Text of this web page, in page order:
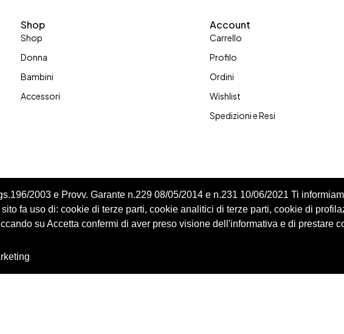
2003 e Provv. Garante n.229 08/05/2014 e n.231 10/06/2021 Ti
fa uso di: cookie di terze parti, cookie analitici di terze parti, cookie di
su Accetta confermi di aver preso visione dell'informativa e di prestare
Shop
Shop
Donna
Bambini
Accessori
Account
Carrello
Profilo
Ordini
Wishlist
Spedizioni e Resi